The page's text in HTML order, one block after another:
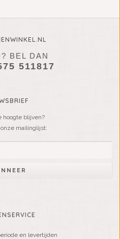
BEL DAN
511817
hoogte blijven?
mailinglijst:
en levertijden